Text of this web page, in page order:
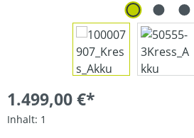
1.499,00 €*
Inhalt: 1